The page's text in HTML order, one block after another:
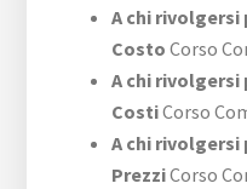
A chi rivolgersi
Costo Corso
A chi rivolgersi
CostiCorso
A chi rivolgersi
PrezziCorso